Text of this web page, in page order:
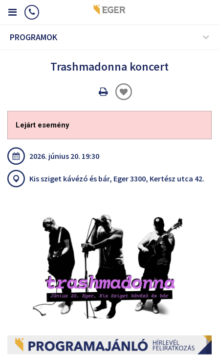
PROGRAMOK
Trashmadonna koncert
Oldal
Lejárt esemény
2026. június 20. 19:30
Kis sziget kávézó és bár, Eger 3300, Kertész utca 42.